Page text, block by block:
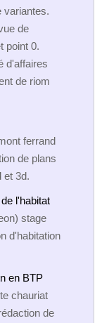
variantes.
de
point 0.
d'affaires
de riom
ferrand
de plans
et 3d.
l'habitat
stage
d'habitation
en BTP
chauriat
de